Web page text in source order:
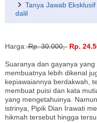
Tanya Jawab
dalil
Harga:Rp. 30.000,- Rp.
Suaranya dan gayanya
membuatnya lebih dikenal
kepiawaiannya berdakwah,
membuat puisi dan kata
yang mengetahuinya.
istrinya, Pipik Dian Irawati
hikmah tersebut hingga